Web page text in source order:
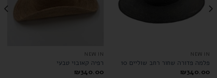
NEW IN
פלמה פדורה שחור רחב שוליים 10
₪340.00
NEW IN
רפיה קאובוי טבעי
₪340.00